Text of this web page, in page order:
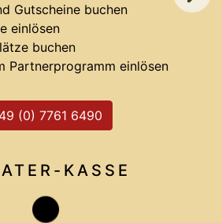
Gutscheine buchen
einlösen
buchen
Partnerprogramm einlösen
(0) 7761 6490
KASSE